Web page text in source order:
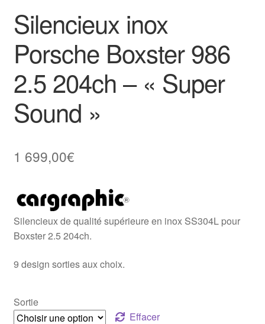
Silencieux inox
Porsche Boxster 986
2.5 204ch – « Super
Sound »
1 699,00€
Silencieux de qualité supérieure en inox SS304L pour
Boxster 2.5 204ch.
9 design sorties aux choix.
Sortie
Effacer